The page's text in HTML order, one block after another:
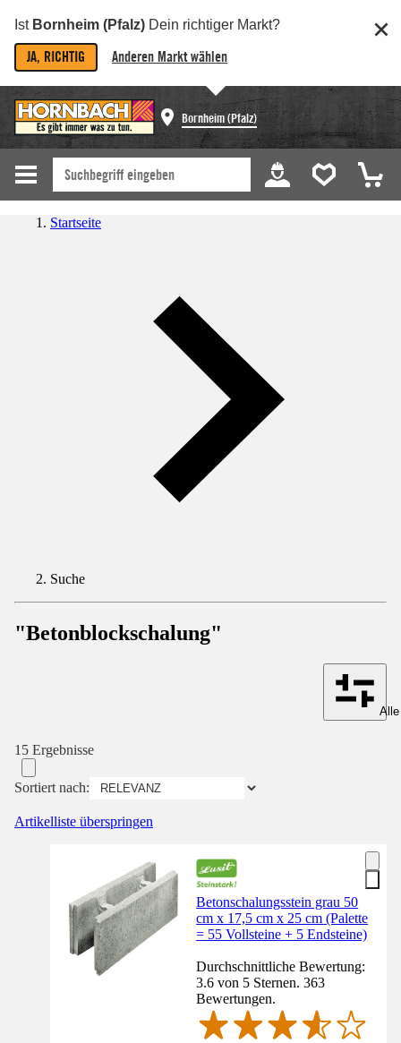
Ist Bornheim (Pfalz) Dein richtiger Markt?
JA, RICHTIG Anderen Markt wählen
Bornheim (Pfalz)
Startseite
Suche
"Betonblockschalung"
15 Ergebnisse
Sortiert nach:
Artikelliste überspringen
Betonschalungsstein grau 50
cm x 17,5 cm x 25 cm (Palette
= 55 Vollsteine + 5 Endsteine)
Durchschnittliche Bewertung:
3.6 von 5 Sternen. 363
Bewertungen.